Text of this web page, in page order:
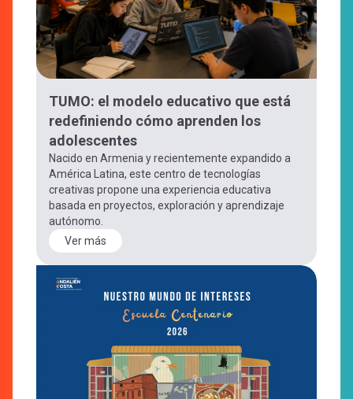
TUMO: el modelo educativo que está
redefiniendo cómo aprenden los
adolescentes
Nacido en Armenia y recientemente expandido a
América Latina, este centro de tecnologías
creativas propone una experiencia educativa
basada en proyectos, exploración y aprendizaje
autónomo.
Ver más